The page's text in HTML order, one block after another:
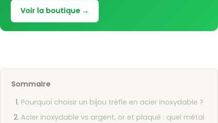
Voir la boutique →
Sommaire
Pourquoi choisir un bijou trèfle en acier inoxydable ?
Acier inoxydable vs argent, or et plaqué : quel métal